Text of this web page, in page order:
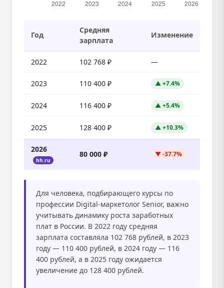
Год
Средняя
зарплата
Изменение
2022 102 768 ₽ —
2023 110 400 ₽ ▲ +7.4%
2024 116 400 ₽ ▲ +5.4%
2025 128 400 ₽ ▲ +10.3%
2026
hh.ru
80 000 ₽ ▼ -37.7%
Для человека, подбирающего курсы по
профессии Digital-маркетолог Senior, важно
учитывать динамику роста заработных
плат в России. В 2022 году средняя
зарплата составляла 102 768 рублей, в 2023
году — 110 400 рублей, в 2024 году — 116
400 рублей, а в 2025 году ожидается
увеличение до 128 400 рублей.